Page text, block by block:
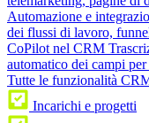
Automazione e
dei flussi di lavoro,
CoPilot nel CRM
automatico dei campi
Tutte le funzionalità
Incarichi e progetti